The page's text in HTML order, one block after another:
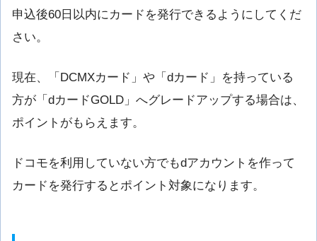
申込後60日以内にカードを発行できるようにしてくだ
さい。
現在、「DCMXカード」や「dカード」を持っている
方が「dカードGOLD」へグレードアップする場合は、
ポイントがもらえます。
ドコモを利用していない方でもdアカウントを作って
カードを発行するとポイント対象になります。